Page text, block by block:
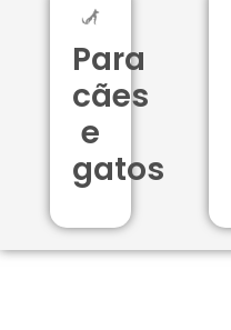
Para
cães
e
gatos